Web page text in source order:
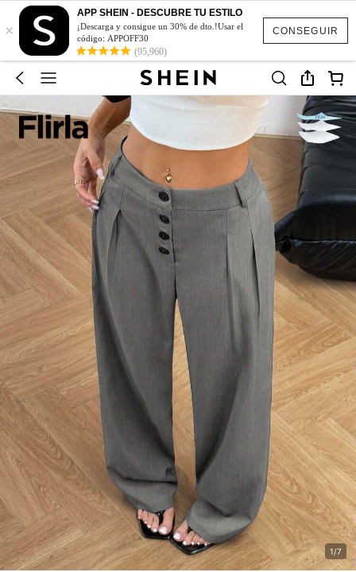
CONSEGUIR
×
APP SHEIN - DESCUBRE TU ESTILO
¡Descarga y consigue un 30% de dto.!Usar el
código: APPOFF30
(95,960)
1/7